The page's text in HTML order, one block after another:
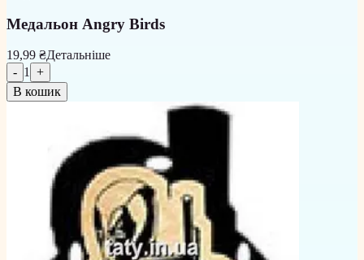
Медальон Angry Birds
19,99 ₴Детальніше
- 1
+
В кошик